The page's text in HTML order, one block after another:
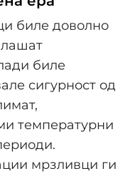
биле доволно
биле
сигурност од
температурни
мрзливци ги